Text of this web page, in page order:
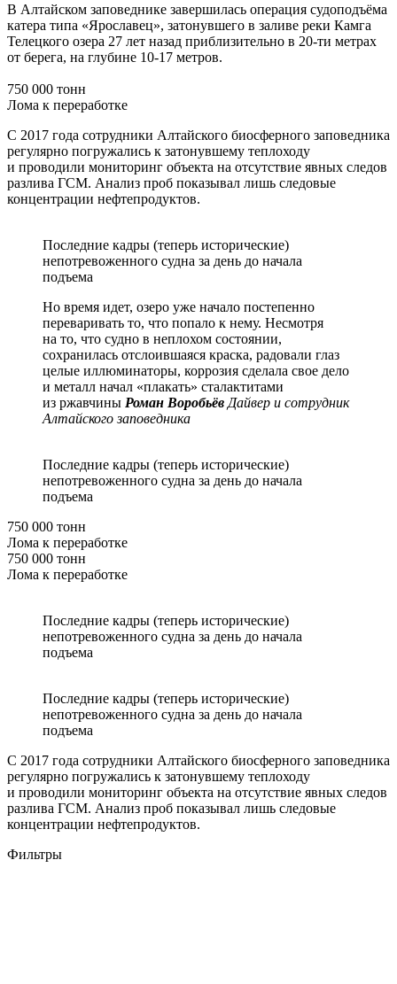
В Алтайском заповеднике завершилась операция судоподъёма
катера типа «Ярославец», затонувшего в заливе реки Камга
Телецкого озера 27 лет назад приблизительно в 20-ти метрах
от берега, на глубине 10-17 метров.
750 000 тонн
Лома к переработке
С 2017 года сотрудники Алтайского биосферного заповедника
регулярно погружались к затонувшему теплоходу
и проводили мониторинг объекта на отсутствие явных следов
разлива ГСМ. Анализ проб показывал лишь следовые
концентрации нефтепродуктов.
Последние кадры (теперь исторические)
непотревоженного судна за день до начала
подъема
Но время идет, озеро уже начало постепенно
переваривать то, что попало к нему. Несмотря
на то, что судно в неплохом состоянии,
сохранилась отслоившаяся краска, радовали глаз
целые иллюминаторы, коррозия сделала свое дело
и металл начал «плакать» сталактитами
из ржавчины Роман Воробьёв Дайвер и сотрудник
Алтайского заповедника
Последние кадры (теперь исторические)
непотревоженного судна за день до начала
подъема
750 000 тонн
Лома к переработке
750 000 тонн
Лома к переработке
Последние кадры (теперь исторические)
непотревоженного судна за день до начала
подъема
Последние кадры (теперь исторические)
непотревоженного судна за день до начала
подъема
С 2017 года сотрудники Алтайского биосферного заповедника
регулярно погружались к затонувшему теплоходу
и проводили мониторинг объекта на отсутствие явных следов
разлива ГСМ. Анализ проб показывал лишь следовые
концентрации нефтепродуктов.
Фильтры